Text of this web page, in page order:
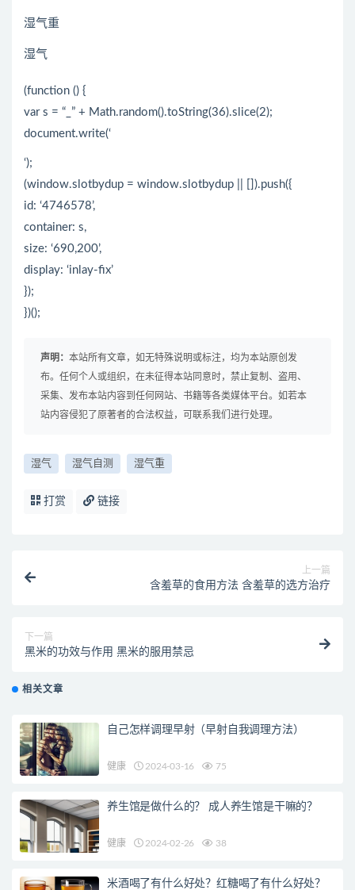
湿气重
湿气
(function () {
var s = “_” + Math.random().toString(36).slice(2);
document.write(‘
‘);
(window.slotbydup = window.slotbydup || []).push({
id: ‘4746578’,
container: s,
size: ‘690,200’,
display: ‘inlay-fix’
});
})();
声明： 本站所有文章，如无特殊说明或标注，均为本站原创发
布。任何个人或组织，在未征得本站同意时，禁止复制、盗用、
采集、发布本站内容到任何网站、书籍等各类媒体平台。如若本
站内容侵犯了原著者的合法权益，可联系我们进行处理。
湿气 湿气自测 湿气重
打赏 链接
上一篇
含羞草的食用方法 含羞草的选方治疗
下一篇
黑米的功效与作用 黑米的服用禁忌
相关文章
自己怎样调理早射（早射自我调理方法）
健康 2024-03-16 75
养生馆是做什么的？ 成人养生馆是干嘛的？
健康 2024-02-26 38
米酒喝了有什么好处？红糖喝了有什么好处？